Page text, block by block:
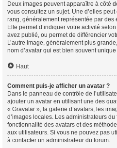
Deux images peuvent apparaître à côté
vous consultez un sujet. Une d’elles
rang, généralement représentée par des
Elle permet d’indiquer votre activité
avez publié, ou permet de différencier
L’autre image, généralement plus
nom d’avatar qui est bien souvent
Haut
Comment puis-je afficher un avatar ?
Dans le panneau de contrôle de
ajouter un avatar en utilisant une des
« Gravatar », la galerie d’avatars, les
d’images locales. Les administrateurs
fonctionnalité des avatars et des
aux utilisateurs. Si vous ne pouvez pas
à contacter un administrateur du forum.